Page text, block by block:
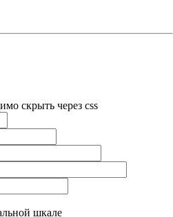
скрыть через css
шкале